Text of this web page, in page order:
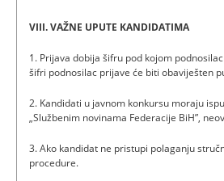
VIII. VAŽNE UPUTE KANDIDATIMA
1. Prijava dobija šifru pod kojom
šifri podnosilac prijave će biti obaviješten
2. Kandidati u javnom konkursu moraju
„Službenim novinama Federacije BiH”,
3. Ako kandidat ne pristupi polaganju
procedure.